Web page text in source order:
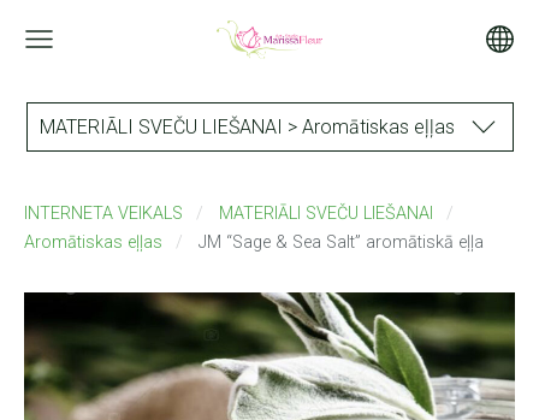
MATERIĀLI SVEČU LIEŠANAI > Aromātiskas eļļas
INTERNETA VEIKALS
MATERIĀLI SVEČU LIEŠANAI
Aromātiskas eļļas
JM “Sage & Sea Salt” aromātiskā eļļa